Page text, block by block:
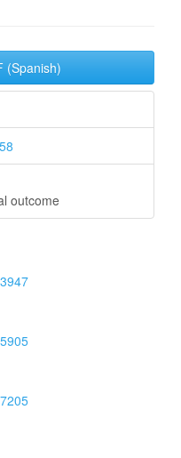
(Spanish)
outcome